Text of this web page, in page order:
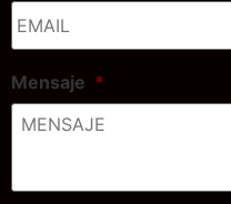
Mensaje *